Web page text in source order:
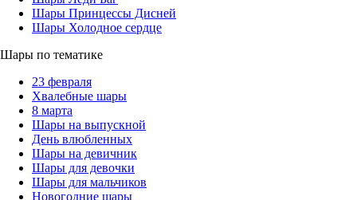
Шары Принцессы Дисней
Шары Холодное сердце
Шары по тематике
23 февраля
Хвалебные шары
8 марта
Шары на выпускной
День влюбленных
Шары на девичник
Шары для девочки
Шары для мальчиков
Новогодние шары